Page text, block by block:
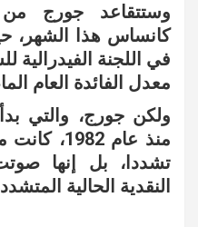
وستتقاعد جورج من
كانساس هذا الشهر،
في اللجنة الفيدرالية
معدل الفائدة العام
ولكن جورج، والتي
منذ عام
تشددا، بل إنها
النقدية الحالية